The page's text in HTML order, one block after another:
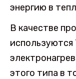
энергию в
В качестве
этого типа в